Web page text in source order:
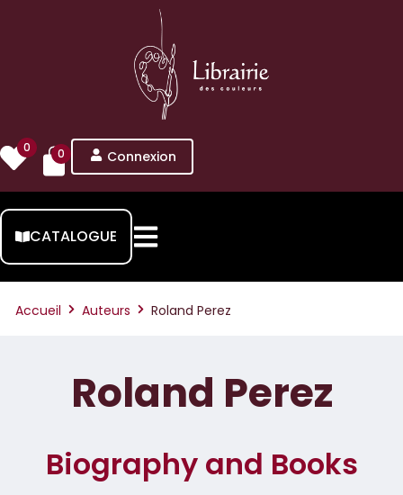
0 0 Connexion
CATALOGUE
Accueil Auteurs Roland Perez
Roland Perez
Biography and Books